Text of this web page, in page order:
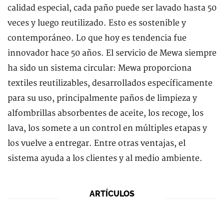
calidad especial, cada paño puede ser lavado hasta 50
veces y luego reutilizado. Esto es sostenible y
contemporáneo. Lo que hoy es tendencia fue
innovador hace 50 años. El servicio de Mewa siempre
ha sido un sistema circular: Mewa proporciona
textiles reutilizables, desarrollados específicamente
para su uso, principalmente paños de limpieza y
alfombrillas absorbentes de aceite, los recoge, los
lava, los somete a un control en múltiples etapas y
los vuelve a entregar. Entre otras ventajas, el
sistema ayuda a los clientes y al medio ambiente.
ARTÍCULOS